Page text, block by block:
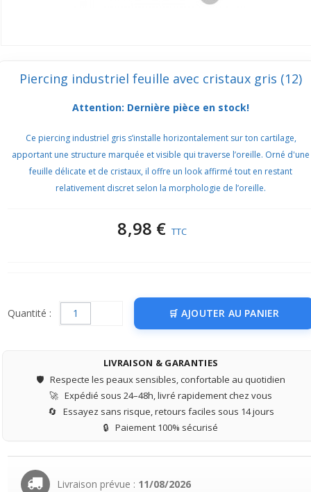
Piercing industriel feuille avec cristaux gris (12)
Attention: Dernière pièce en stock!
Ce piercing industriel gris s’installe horizontalement sur ton cartilage,
apportant une structure marquée et visible qui traverse l’oreille. Orné d'une
feuille délicate et de cristaux, il offre un look affirmé tout en restant
relativement discret selon la morphologie de l’oreille.
8,98 € TTC
Quantité : AJOUTER AU PANIER
LIVRAISON & GARANTIES
🛡️ Respecte les peaux sensibles, confortable au quotidien
🚀 Expédié sous 24–48h, livré rapidement chez vous
🔄 Essayez sans risque, retours faciles sous 14 jours
🔒 Paiement 100% sécurisé
Livraison prévue : 11/08/2026